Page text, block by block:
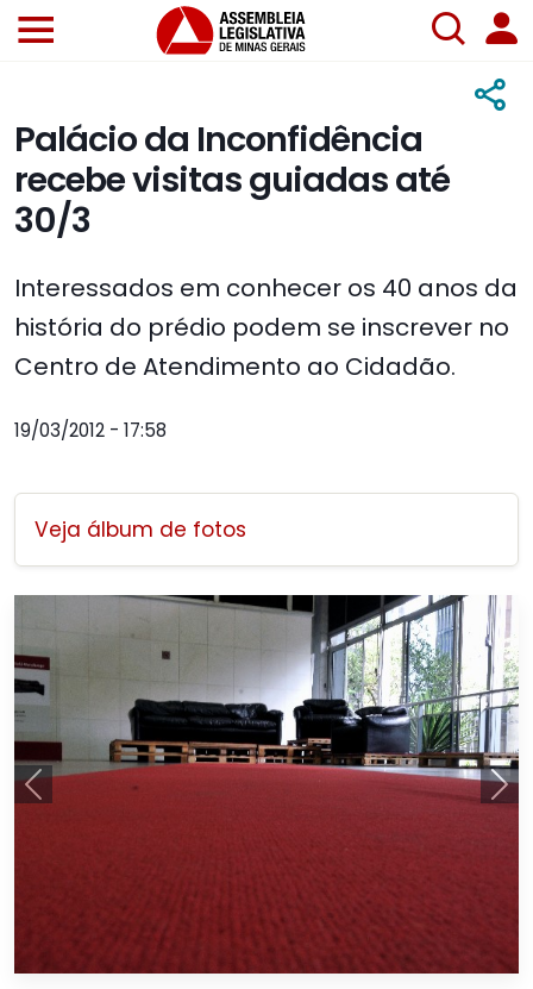
Palácio da Inconfidência
recebe visitas guiadas até
30/3
Interessados em conhecer os 40 anos da
história do prédio podem se inscrever no
Centro de Atendimento ao Cidadão.
19/03/2012 - 17:58
Veja álbum de fotos
Anterior